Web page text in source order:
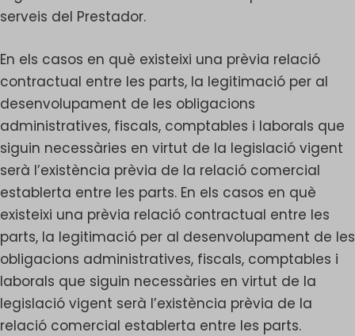
serveis del Prestador.
En els casos en què existeixi una prèvia relació
contractual entre les parts, la legitimació per al
desenvolupament de les obligacions
administratives, fiscals, comptables i laborals que
siguin necessàries en virtut de la legislació vigent
serà l’existència prèvia de la relació comercial
establerta entre les parts. En els casos en què
existeixi una prèvia relació contractual entre les
parts, la legitimació per al desenvolupament de les
obligacions administratives, fiscals, comptables i
laborals que siguin necessàries en virtut de la
legislació vigent serà l’existència prèvia de la
relació comercial establerta entre les parts.